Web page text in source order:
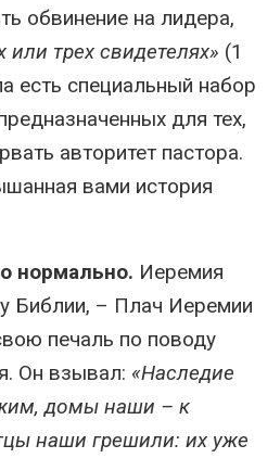
обвинение на лидера,
или трех свидетелях» (1
есть специальный набор
для тех,
авторитет пастора.
вами история
нормально. Иеремия
Библии, – Плач Иеремии
печаль по поводу
Он взывал: «Наследие
домы наши – к
наши грешили: их уже